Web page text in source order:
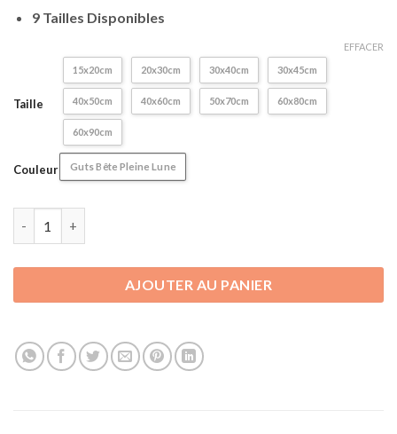
9 Tailles Disponibles
Taille
15x20cm 20x30cm 30x40cm 30x45cm
40x50cm 40x60cm 50x70cm 60x80cm
60x90cm
Couleur Guts Bête Pleine Lune
EFFACER
AJOUTER AU PANIER